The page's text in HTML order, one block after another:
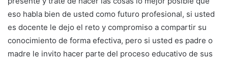
eso habla bien de usted como futuro profesional, si usted
es docente le dejo el reto y compromiso a compartir su
conocimiento de forma efectiva, pero si usted es padre o
madre le invito hacer parte del proceso educativo de sus